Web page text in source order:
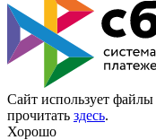
Сайт использует файлы
прочитать здесь.
Хорошо